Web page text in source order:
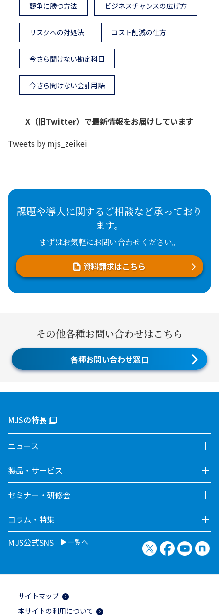
競争に勝つ方法 ビジネスチャンスの広げ方
リスクへの対処法 コスト削減の仕方
今さら聞けない勘定科目
今さら聞けない会計用語
X（旧Twitter）で最新情報をお届けしています
Tweets by mjs_zeikei
課題や導入に関するご相談など承っており
ます。
まずはお気軽にお問い合わせください。
資料請求はこちら
その他各種お問い合わせはこちら
各種お問い合わせ窓口
MJSの特長
ニュース
製品・サービス
セミナー・研修会
コラム・特集
MJS公式SNS
一覧へ X（旧Twitter）
Facebook
サイトマップ
本サイトの利用について